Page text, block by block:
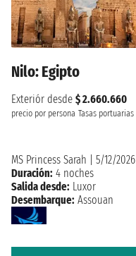
Nilo: Egipto
Exteriór desde $ 2.660.660
precio por persona Tasas portuarias
MS Princess Sarah
5/12/2026
Duración: 4 noches
Salida desde: Luxor
Desembarque: Assouan